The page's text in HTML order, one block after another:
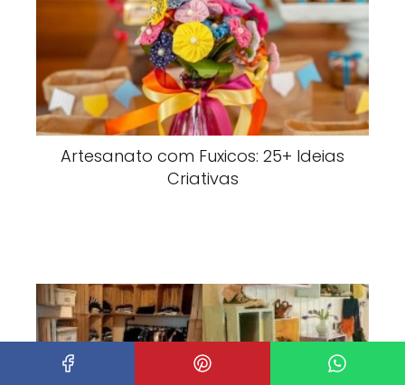
Artesanato com Fuxicos: 25+ Ideias
Criativas